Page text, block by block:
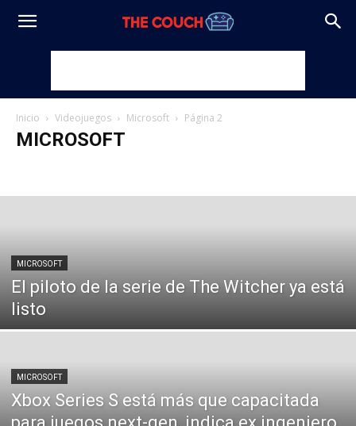
Inicio Videojuegos Microsoft Página 2
MICROSOFT
MICROSOFT
El piloto de la serie de The Witcher ya está
listo
MICROSOFT
Xbox Series S está más que capacitada